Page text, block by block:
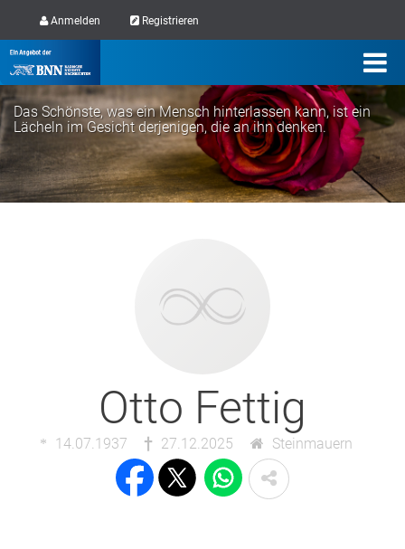
Anmelden Registrieren
Das Schönste, was ein Mensch hinterlassen kann, ist ein
Lächeln im Gesicht derjenigen, die an ihn denken.
Otto Fettig
14.07.1937 27.12.2025 Steinmauern